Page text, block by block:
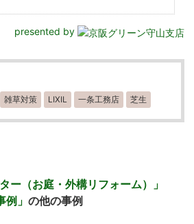
presented by
雑草対策 LIXIL 一条工務店 芝生
ー（お庭・外構リフォーム）」
例」 の他の事例